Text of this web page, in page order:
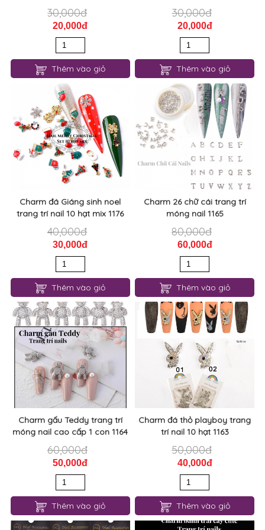
30,000đ
20,000đ
Thêm vào giỏ
30,000đ
20,000đ
Thêm vào giỏ
Charm đá Giáng sinh noel
trang trí nail 10 hạt mix 1176
40,000đ
30,000đ
Thêm vào giỏ
Charm 26 chữ cái trang trí
móng nail 1165
80,000đ
60,000đ
Thêm vào giỏ
Charm gấu Teddy trang trí
móng nail cao cấp 1 con 1164
60,000đ
50,000đ
Thêm vào giỏ
Charm đá thỏ playboy trang
trí nail 10 hạt 1163
50,000đ
40,000đ
Thêm vào giỏ